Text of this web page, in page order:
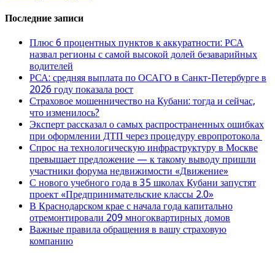
Последние записи
Плюс 6 процентных пунктов к аккуратности: РСА
назвал регионы с самой высокой долей безаварийных
водителей
РСА: средняя выплата по ОСАГО в Санкт-Петербурге в
2026 году показала рост
Страховое мошенничество на Кубани: тогда и сейчас,
что изменилось?
Эксперт рассказал о самых распространенных ошибках
при оформлении ДТП через процедуру европротокола
Спрос на технологическую инфраструктуру в Москве
превышает предложение — к такому выводу пришли
участники форума недвижимости «Движение»
С нового учебного года в 35 школах Кубани запустят
проект «Предпринимательские классы 2.0»
В Краснодарском крае с начала года капитально
отремонтировали 209 многоквартирных домов
Важные правила обращения в вашу страховую
компанию